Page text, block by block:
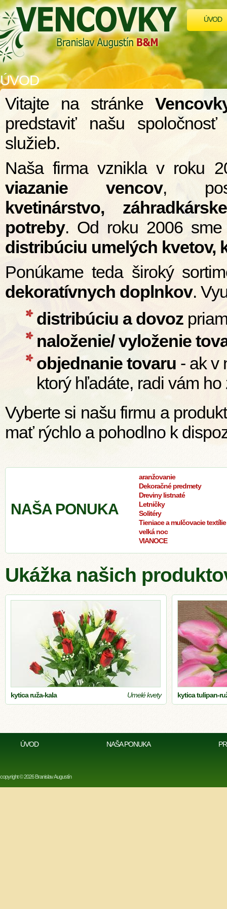
ÚVOD
ÚVOD
Vitajte na stránke
predstaviť našu
služieb.
Naša firma vznikla v roku
viazanie vencov,
kvetinárstvo,
záhradkárske
potreby. Od roku 2006
distribúciu umelých kvetov,
Ponúkame teda široký
dekoratívnych doplnkov.
distribúciu a dovoz
naloženie/ vyloženie
objednanie tovaru - ak v
ktorý hľadáte, radi vám
Vyberte si našu firmu a
mať rýchlo a pohodlno k
NAŠA PONUKA
aranžovanie
Dekoračné predmety
Dreviny listnaté
Letničky
Solitéry
Tieniace a mulčovacie textílie
velká noc
VIANOCE
Ukážka našich
kytica ruža-kala Umelé kvety kytica tulipan-
ÚVOD NAŠA PONUKA
copyright © 2026 Branislav Augustín